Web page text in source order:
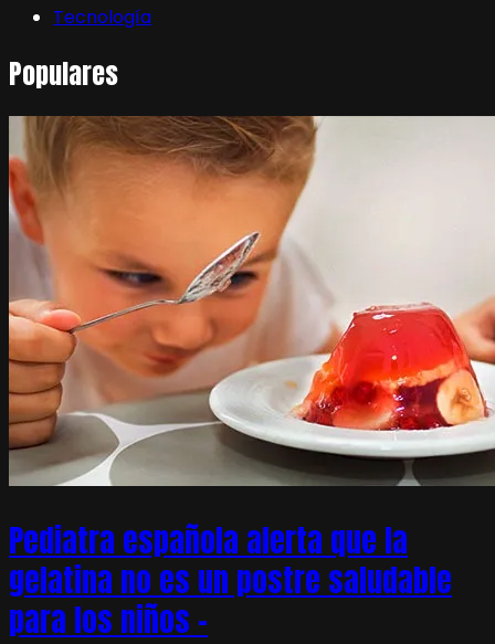
Tecnología
Populares
Pediatra española alerta que la
gelatina no es un postre saludable
para los niños –